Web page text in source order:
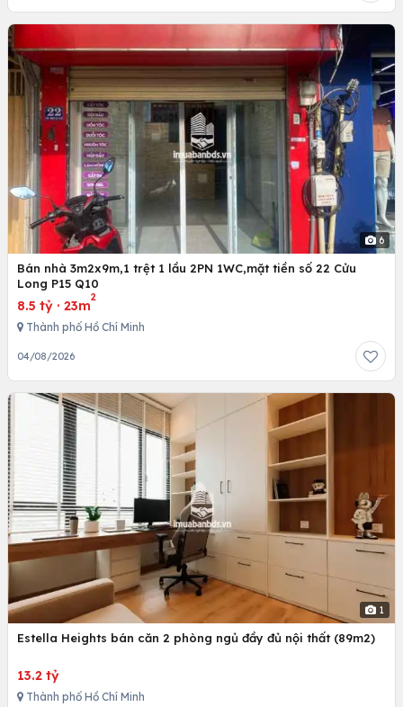
6
Bán nhà 3m2x9m,1 trệt 1 lầu 2PN 1WC,mặt tiền số 22 Cửu
Long P15 Q10
8.5 tỷ · 23m
2
Thành phố Hồ Chí Minh
04/08/2026
1
Estella Heights bán căn 2 phòng ngủ đầy đủ nội thất (89m2)
13.2 tỷ
Thành phố Hồ Chí Minh